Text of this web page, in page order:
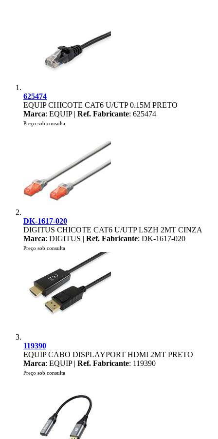
625474
EQUIP CHICOTE CAT6 U/UTP 0.15M PRETO
Marca: EQUIP | Ref. Fabricante: 625474
Preço sob consulta
DK-1617-020
DIGITUS CHICOTE CAT6 U/UTP LSZH 2MT CINZA
Marca: DIGITUS | Ref. Fabricante: DK-1617-020
Preço sob consulta
119390
EQUIP CABO DISPLAYPORT HDMI 2MT PRETO
Marca: EQUIP | Ref. Fabricante: 119390
Preço sob consulta